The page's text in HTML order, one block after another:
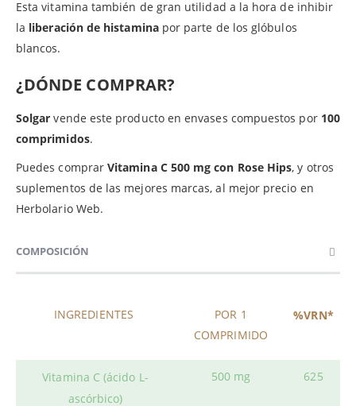
Esta vitamina también de gran utilidad a la hora de inhibir
la liberación de histaminapor parte de los glóbulos
blancos.
¿DÓNDE COMPRAR?
Solgar vende este producto en envases compuestos por 100
comprimidos.
Puedes comprarVitamina C 500 mg con Rose Hips, y otros
suplementos de las mejores marcas, al mejor precio en
Herbolario Web.
COMPOSICIÓN
INGREDIENTES
POR 1
COMPRIMIDO
%VRN*
Vitamina C(ácido L-
ascórbico)
500 mg 625